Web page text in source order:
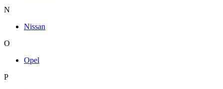
N
Nissan
O
Opel
P